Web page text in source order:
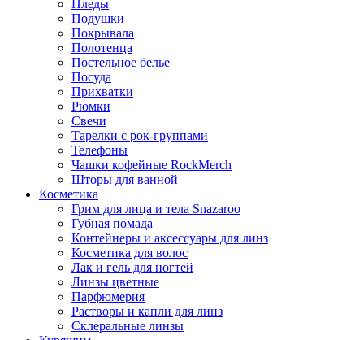
Пледы
Подушки
Покрывала
Полотенца
Постельное белье
Посуда
Прихватки
Рюмки
Свечи
Тарелки с рок-группами
Телефоны
Чашки кофейные RockMerch
Шторы для ванной
Косметика
Грим для лица и тела Snazaroo
Губная помада
Контейнеры и аксессуары для линз
Косметика для волос
Лак и гель для ногтей
Линзы цветные
Парфюмерия
Растворы и капли для линз
Склеральные линзы